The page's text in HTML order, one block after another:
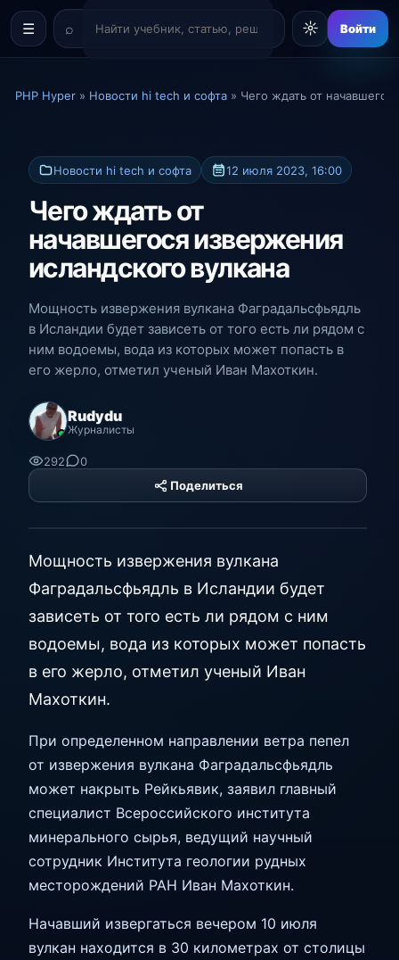
☰ ☼ Войти
PHP Hyper » Новости hi tech и софта » Чего ждать от
Новости hi tech и софта 12 июля 2023, 16:00
Чего ждать от
начавшегося извержения
исландского вулкана
Мощность извержения вулкана Фаградальсфьядль
в Исландии будет зависеть от того есть ли рядом с
ним водоемы, вода из которых может попасть в
его жерло, отметил ученый Иван Махоткин.
Rudydu
Журналисты
292
0
Поделиться
Platform
Мощность извержения вулкана
Фаградальсфьядль в Исландии будет
зависеть от того есть ли рядом с ним
водоемы, вода из которых может попасть
в его жерло, отметил ученый Иван
Махоткин.
При определенном направлении ветра пепел
от извержения вулкана Фаградальсфьядль
может накрыть Рейкьявик, заявил главный
специалист Всероссийского института
минерального сырья, ведущий научный
сотрудник Института геологии рудных
месторождений РАН Иван Махоткин.
Начавший извергаться вечером 10 июля
вулкан находится в 30 километрах от столицы